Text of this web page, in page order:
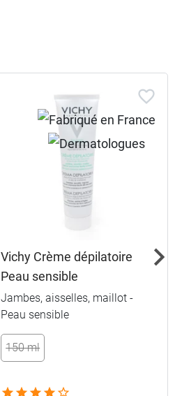
Vichy Crème dépilatoire
Peau sensible
Jambes, aisselles, maillot -
Peau sensible
150 ml